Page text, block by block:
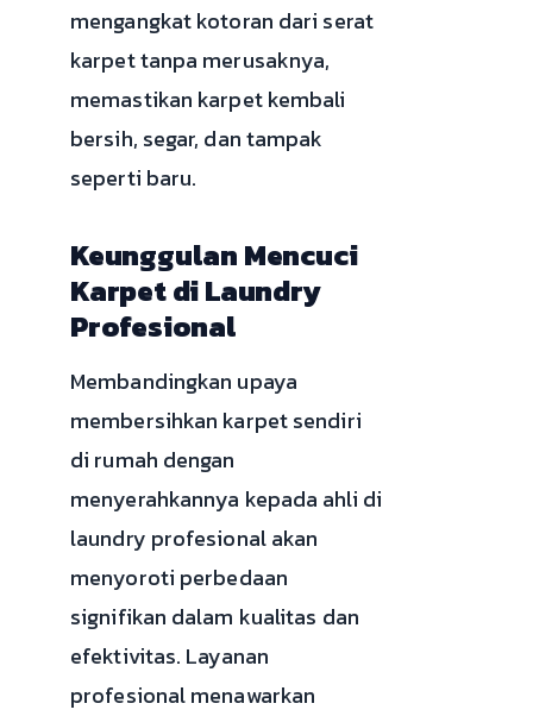
mengangkat kotoran dari serat
karpet tanpa merusaknya,
memastikan karpet kembali
bersih, segar, dan tampak
seperti baru.
Keunggulan Mencuci
Karpet di Laundry
Profesional
Membandingkan upaya
membersihkan karpet sendiri
di rumah dengan
menyerahkannya kepada ahli di
laundry profesional akan
menyoroti perbedaan
signifikan dalam kualitas dan
efektivitas. Layanan
profesional menawarkan